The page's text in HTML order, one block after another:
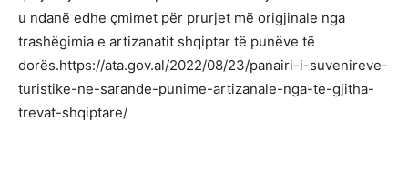
u ndanë edhe çmimet për prurjet më origjinale nga
trashëgimia e artizanatit shqiptar të punëve të
dorës.https://ata.gov.al/2022/08/23/panairi-i-suvenireve-
turistike-ne-sarande-punime-artizanale-nga-te-gjitha-
trevat-shqiptare/